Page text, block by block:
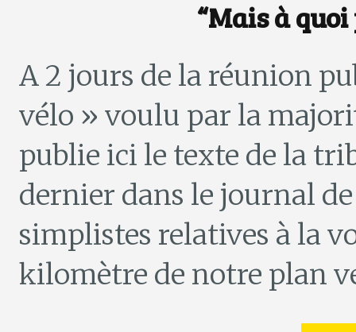
“Mais à
A 2 jours de la réunion
vélo » voulu par la
publie ici le texte de la
dernier dans le journal
simplistes relatives à la
kilomètre de notre plan